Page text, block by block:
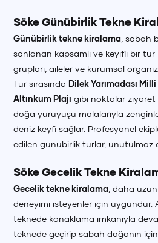
Söke Günübirlik Tekne
Günübirlik tekne kiralama , sabah
sonlanan kapsamlı ve keyifli bir tur
grupları, aileler ve kurumsal
Tur sırasında Dilek Yarımadası Milli
Altınkum Plajı gibi noktalar ziyaret
doğa yürüyüşü molalarıyla
deniz keyfi sağlar. Profesyonel
edilen günübirlik turlar, unutulmaz
Söke Gecelik Tekne
Gecelik tekne kiralama , daha
deneyimi isteyenler için uygundur.
teknede konaklama imkanıyla
teknede geçirip sabah doğanın